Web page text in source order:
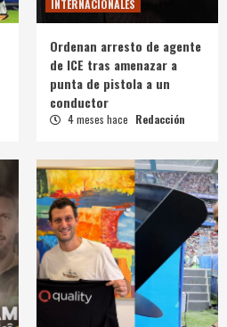
INTERNACIONALES
Ordenan arresto de agente
de ICE tras amenazar a
punta de pistola a un
conductor
4 meses hace Redacción